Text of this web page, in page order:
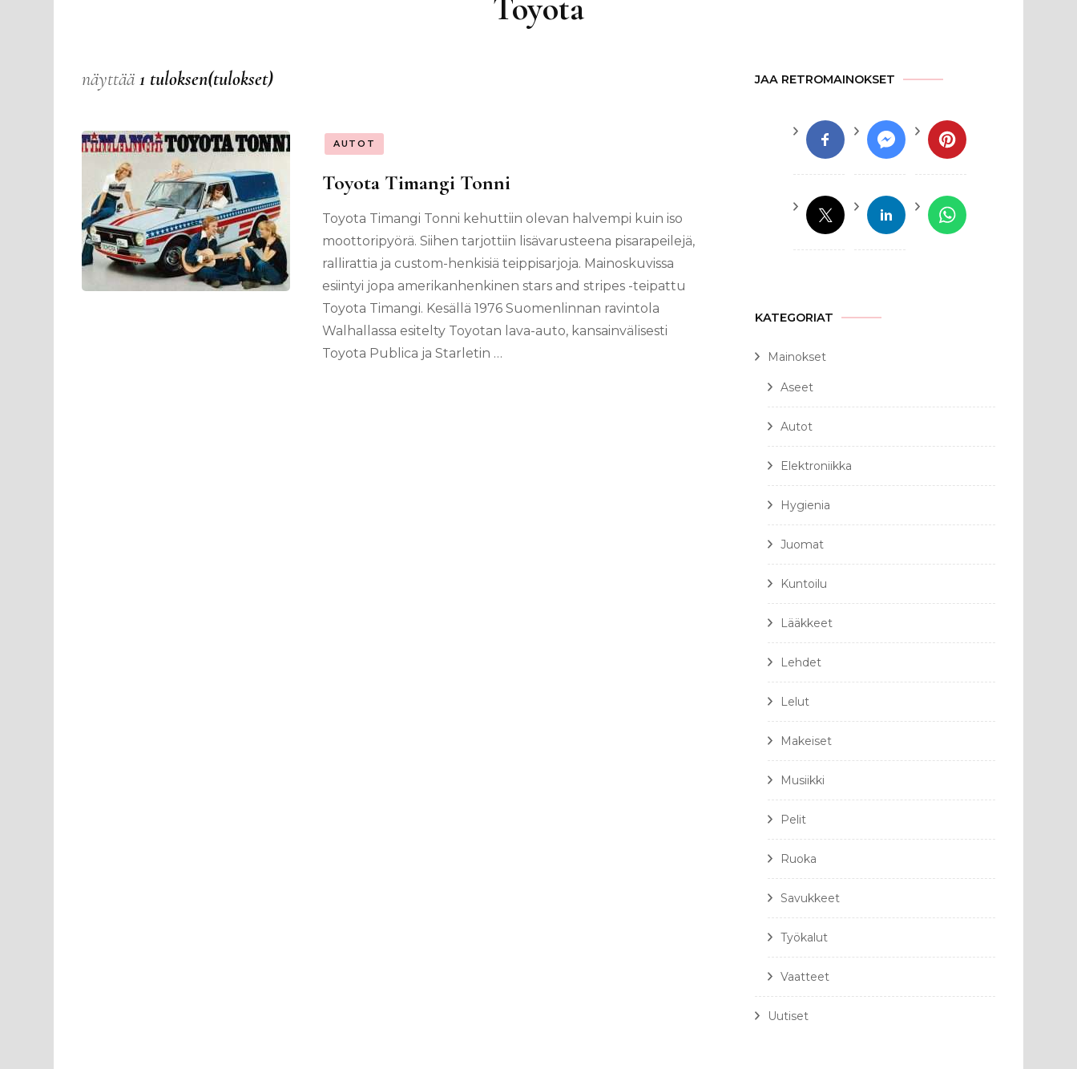
näyttää 1 tuloksen(tulokset)
AUTOT
Toyota Timangi Tonni
Toyota Timangi Tonni kehuttiin olevan halvempi kuin iso
moottoripyörä. Siihen tarjottiin lisävarusteena pisarapeilejä,
rallirattia ja custom-henkisiä teippisarjoja. Mainoskuvissa
esiintyi jopa amerikanhenkinen stars and stripes -teipattu
Toyota Timangi. Kesällä 1976 Suomenlinnan ravintola
Walhallassa esitelty Toyotan lava-auto, kansainvälisesti
Toyota Publica ja Starletin …
JAA RETROMAINOKSET
KATEGORIAT
Mainokset
Aseet
Autot
Elektroniikka
Hygienia
Juomat
Kuntoilu
Lääkkeet
Lehdet
Lelut
Makeiset
Musiikki
Pelit
Ruoka
Savukkeet
Työkalut
Vaatteet
Uutiset